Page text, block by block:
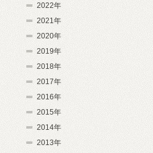
2022年
2021年
2020年
2019年
2018年
2017年
2016年
2015年
2014年
2013年